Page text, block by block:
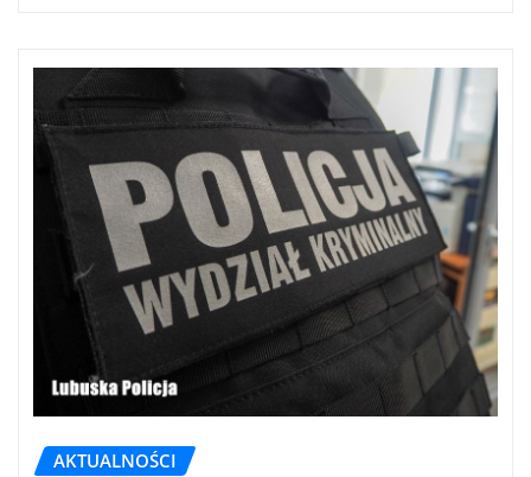
AKTUALNOŚCI